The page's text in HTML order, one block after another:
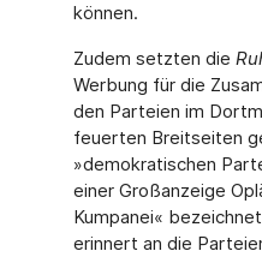
können.
Zudem setzten die
Werbung für die
den Parteien im
feuerten Breitseiten
»demokratischen
einer Großanzeige
Kumpanei«
erinnert an die